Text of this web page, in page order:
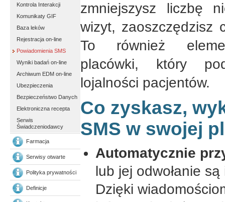
Kontrola Interakcji
Komunikaty GIF
Baza leków
Rejestracja on-line
Powiadomienia SMS
Wyniki badań on-line
Archiwum EDM on-line
Ubezpieczenia
Bezpieczeństwo Danych
Elektroniczna recepta
Serwis
Świadczeniodawcy
Farmacja
Serwisy otwarte
Polityka prywatności
Definicje
zmniejszysz liczbę
wizyt, zaoszczędzisz
To również
placówki, który
lojalności pacjentów.
Co zyskasz,
SMS w swojej
Automatycznie
lub jej odwołanie
Dzięki